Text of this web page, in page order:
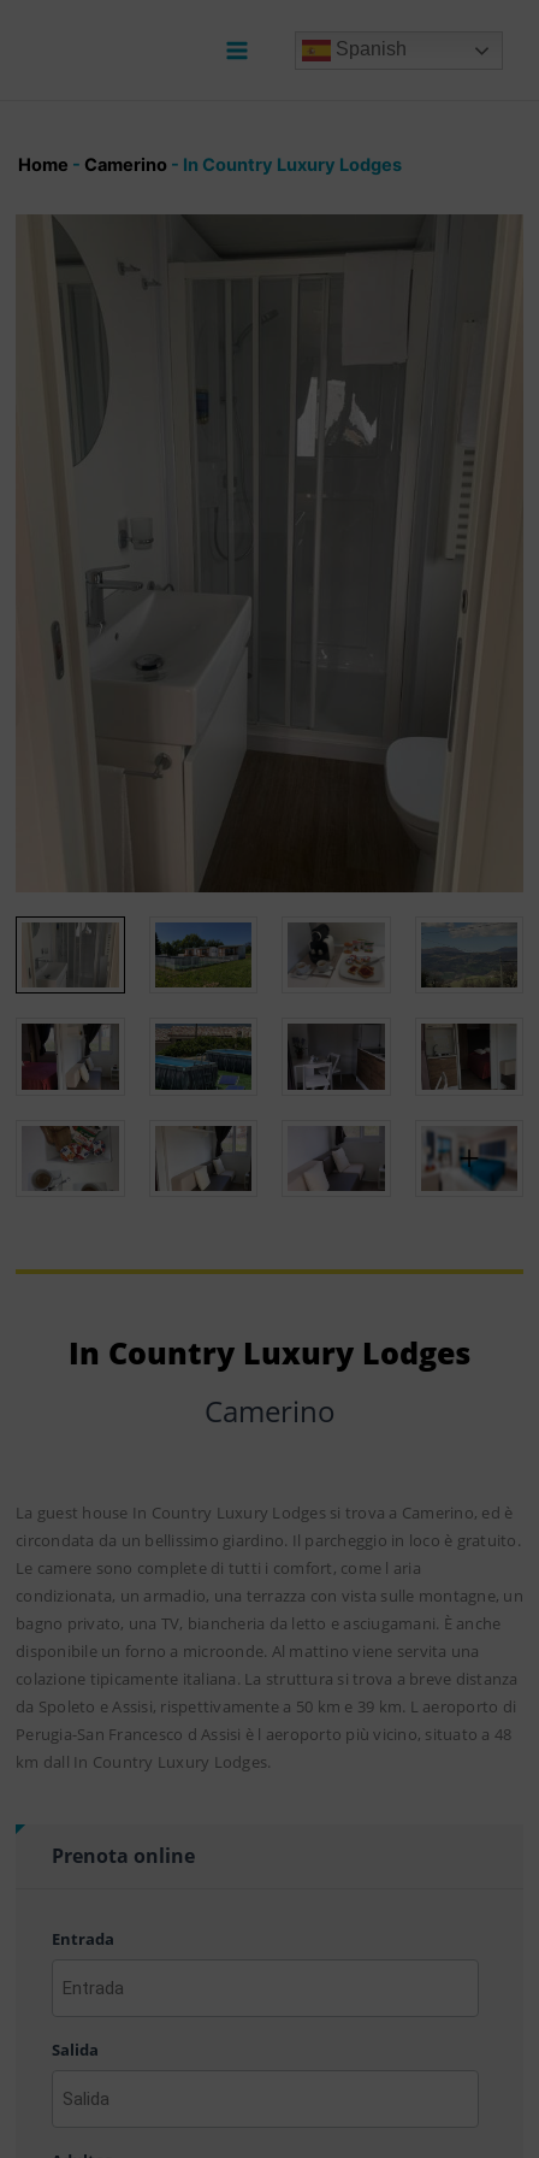
Spanish
Home - Camerino - In Country Luxury Lodges
In Country Luxury Lodges
Camerino
La guest house In Country Luxury Lodges si trova a Camerino, ed è
circondata da un bellissimo giardino. Il parcheggio in loco è gratuito.
Le camere sono complete di tutti i comfort, come l aria
condizionata, un armadio, una terrazza con vista sulle montagne, un
bagno privato, una TV, biancheria da letto e asciugamani. È anche
disponibile un forno a microonde. Al mattino viene servita una
colazione tipicamente italiana. La struttura si trova a breve distanza
da Spoleto e Assisi, rispettivamente a 50 km e 39 km. L aeroporto di
Perugia-San Francesco d Assisi è l aeroporto più vicino, situato a 48
km dall In Country Luxury Lodges.
Prenota online
Entrada
AAAA
MM
DD
Salida
AAAA